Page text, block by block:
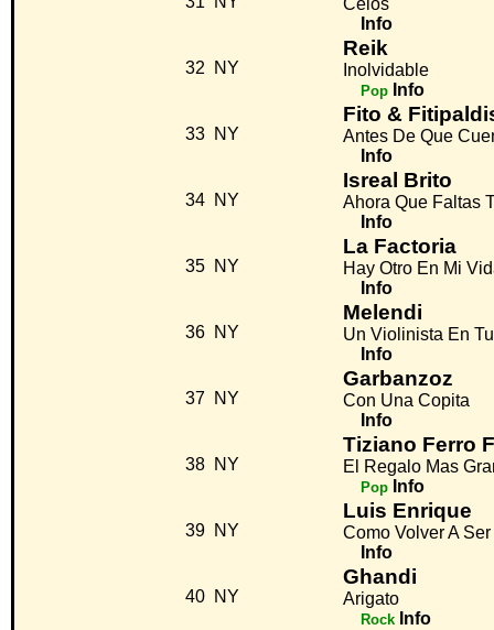
Celos
Info
32 NY
Reik
Inolvidable
Pop Info
33 NY
Fito &
Antes De Que
Info
34 NY
Isreal Brito
Ahora Que Faltas
Info
35 NY
La Factoria
Hay Otro En Mi
Info
36 NY
Melendi
Un Violinista En
Info
37 NY
Garbanzoz
Con Una Copita
Info
38 NY
Tiziano Ferro
El Regalo Mas
Pop Info
39 NY
Luis Enrique
Como Volver A
Info
40 NY
Ghandi
Arigato
Rock Info